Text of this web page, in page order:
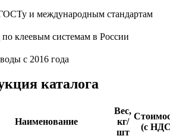
и международным стандартам
клеевым системам в России
с 2016 года
каталога
Наименование
Вес,
кг/
шт
(с